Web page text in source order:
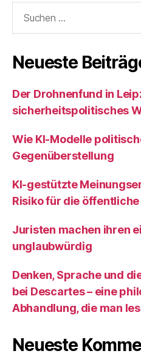
nach:
Neueste
Der Drohnenfund in
sicherheitspolitisches
Wie KI‑Modelle
Gegenüberstellung
KI‑gestützte
Risiko für die
Juristen machen ihren
unglaubwürdig
Denken, Sprache und
bei Descartes – eine
Abhandlung, die man
Neueste